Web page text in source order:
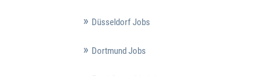
Düsseldorf Jobs
Dortmund Jobs